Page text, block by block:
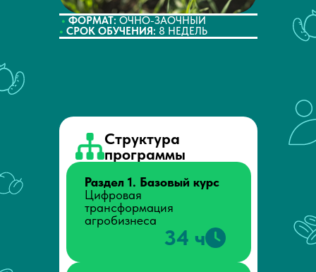
Структура
программы
Раздел 1. Базовый курс
Цифровая
трансформация
агробизнеса
34 ч
• ФОРМАТ: ОЧНО-ЗАОЧНЫЙ
• СРОК ОБУЧЕНИЯ: 8 НЕДЕЛЬ